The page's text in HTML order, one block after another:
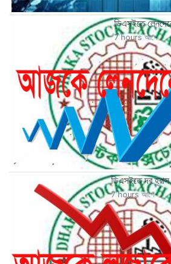
ডিএসইতে
7 hours আগে
ডিএসইতে দর হ্রাস
7 hours আগে